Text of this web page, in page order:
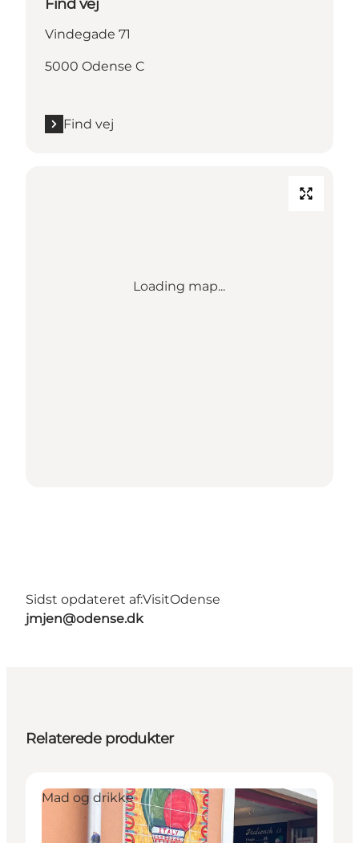
Find vej
Vindegade 71
5000 Odense C
Find vej
Loading map...
Sidst opdateret af:VisitOdense
jmjen@odense.dk
Relaterede produkter
Mad og drikke